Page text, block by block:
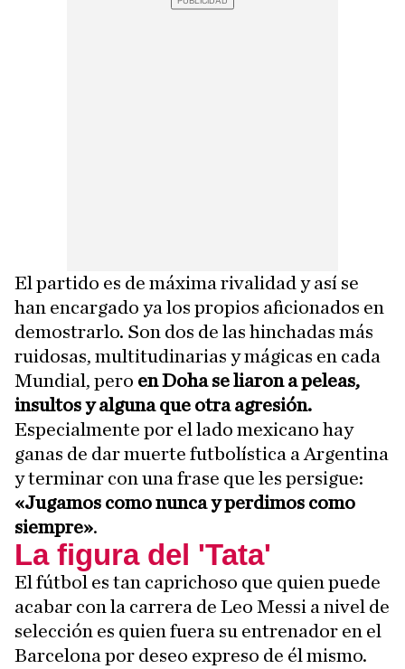
El partido es de máxima rivalidad y así se
han encargado ya los propios aficionados en
demostrarlo. Son dos de las hinchadas más
ruidosas, multitudinarias y mágicas en cada
Mundial, pero en Doha se liaron a peleas,
insultos y alguna que otra agresión.
Especialmente por el lado mexicano hay
ganas de dar muerte futbolística a Argentina
y terminar con una frase que les persigue:
«Jugamos como nunca y perdimos como
siempre».
La figura del 'Tata'
El fútbol es tan caprichoso que quien puede
acabar con la carrera de Leo Messi a nivel de
selección es quien fuera su entrenador en el
Barcelona por deseo expreso de él mismo.